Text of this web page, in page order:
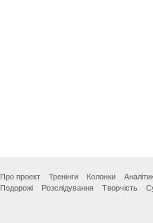
Про проект Тренінги Колонки
Подорожі
Розслідування Творчість